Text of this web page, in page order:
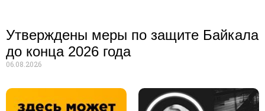
Утверждены меры по защите Байкала
до конца 2026 года
06.08.2026